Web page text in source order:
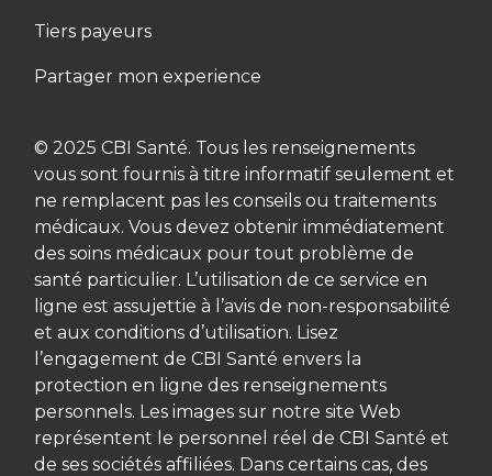
Tiers payeurs
Partager mon experience
© 2025 CBI Santé. Tous les renseignements
vous sont fournis à titre informatif seulement et
ne remplacent pas les conseils ou traitements
médicaux. Vous devez obtenir immédiatement
des soins médicaux pour tout problème de
santé particulier. L’utilisation de ce service en
ligne est assujettie à l’avis de non-responsabilité
et aux conditions d’utilisation. Lisez
l’engagement de CBI Santé envers la
protection en ligne des renseignements
personnels. Les images sur notre site Web
représentent le personnel réel de CBI Santé et
de ses sociétés affiliées. Dans certains cas, des